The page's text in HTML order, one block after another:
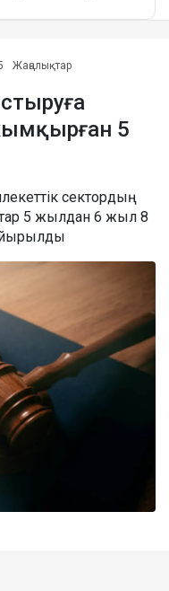
Жаңалықтар
5
сектордың
5 жылдан 6 жыл 8